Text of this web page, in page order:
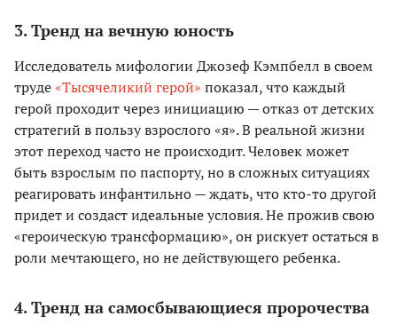
3. Тренд на вечную юность
Исследователь мифологии Джозеф Кэмпбелл в своем
труде«Тысячеликий герой» показал, что каждый
герой проходит через инициацию — отказ от детских
стратегий в пользу взрослого «я». В реальной жизни
этот переход часто не происходит. Человек может
быть взрослым по паспорту, но в сложных ситуациях
реагировать инфантильно — ждать, что кто-то другой
придет и создаст идеальные условия. Не прожив свою
«героическую трансформацию», он рискует остаться в
роли мечтающего, но не действующего ребенка.
4. Тренд на самосбывающиеся пророчества